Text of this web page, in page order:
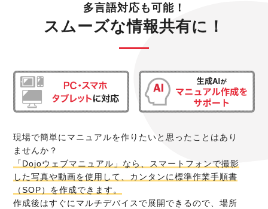
多言語対応も可能！
スムーズな情報共有に！
現場で簡単にマニュアルを作りたいと思ったことはあり
ませんか？
「Dojoウェブマニュアル」なら、スマートフォンで撮影
した写真や動画を使用して、カンタンに標準作業手順書
（SOP）を作成できます。
作成後はすぐにマルチデバイスで展開できるので、場所